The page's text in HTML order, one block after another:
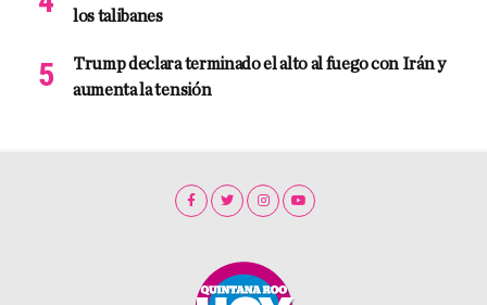
los talibanes
Trump declara terminado el alto al fuego con Irán y
aumenta la tensión